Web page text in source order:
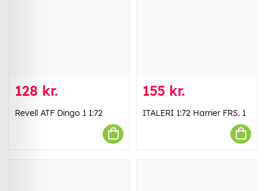
128 kr.
Revell ATF Dingo 1 1:72
155 kr.
ITALERI 1:72 Harrier FRS. 1